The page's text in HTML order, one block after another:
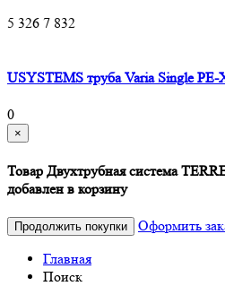
5 326 7 832
USYSTEMS труба Varia Single PE-
0
×
Товар Двухтрубная система
добавлен в корзину
Продолжить покупки
Оформить
Главная
Поиск